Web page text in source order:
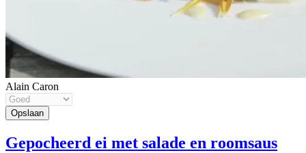
Alain Caron
Gepocheerd ei met salade en roomsaus